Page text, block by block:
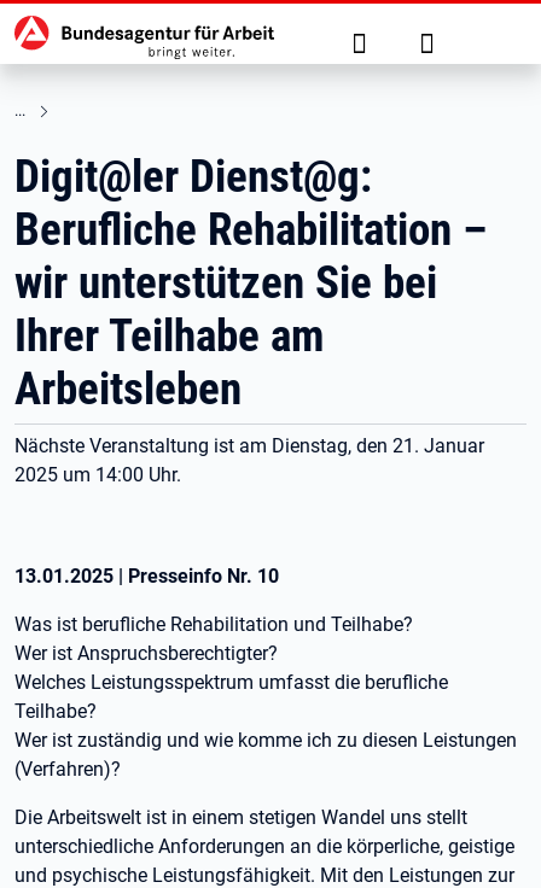
zu den Hauptinhalten springen
Hauptnavigation Suche Anmelden
Digit@ler Dienst@g:
Berufliche Rehabilitation –
wir unterstützen Sie bei
Ihrer Teilhabe am
Arbeitsleben
Nächste Veranstaltung ist am Dienstag, den 21. Januar
2025 um 14:00 Uhr.
13.01.2025 | Presseinfo Nr. 10
Was ist berufliche Rehabilitation und Teilhabe?
Wer ist Anspruchsberechtigter?
Welches Leistungsspektrum umfasst die berufliche
Teilhabe?
Wer ist zuständig und wie komme ich zu diesen Leistungen
(Verfahren)?
Die Arbeitswelt ist in einem stetigen Wandel uns stellt
unterschiedliche Anforderungen an die körperliche, geistige
und psychische Leistungsfähigkeit. Mit den Leistungen zur